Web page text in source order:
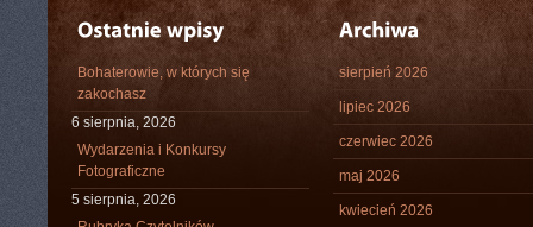
Bohaterowie, w których się
zakochasz
6 sierpnia, 2026
Wydarzenia i Konkursy
Fotograficzne
5 sierpnia, 2026
sierpień 2026
lipiec 2026
czerwiec 2026
maj 2026
kwiecień 2026